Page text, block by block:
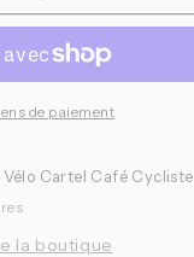
de paiement
Vélo Cartel Café Cycliste
la boutique